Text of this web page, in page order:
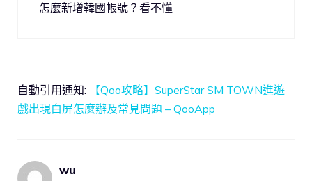
怎麼新增韓國帳號？看不懂
自動引用通知:
【Qoo攻略】SuperStar SM TOWN進遊
戲出現白屏怎麼辦及常見問題 – QooApp
wu